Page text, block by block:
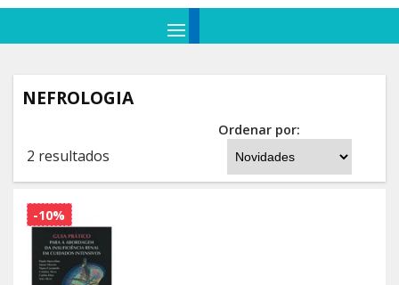
NEFROLOGIA
2 resultados
Ordenar por:
-10%